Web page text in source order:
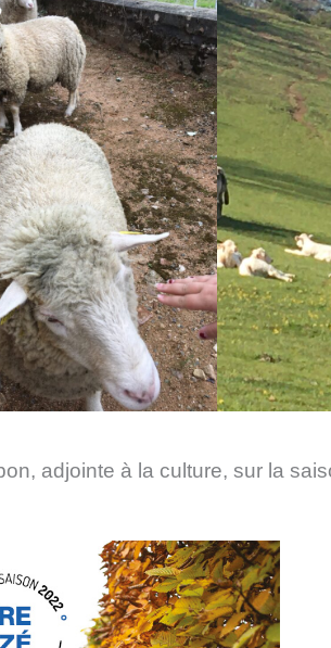
adjointe à la culture, sur la